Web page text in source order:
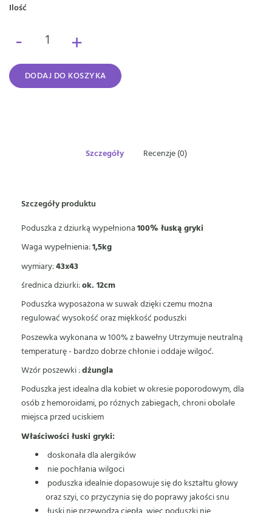
Ilość
- +
DODAJ DO KOSZYKA
Szczegóły Recenzje (0)
Szczegóły produktu
Poduszka z dziurką wypełniona100% łuską gryki
Waga wypełnienia:1,5kg
wymiary:43x43
średnica dziurki:ok. 12cm
Poduszka wyposażona w suwak dzięki czemu można
regulować wysokość oraz miękkość poduszki
Poszewka wykonana w 100% z bawełny Utrzymuje neutralną
temperaturę - bardzo dobrze chłonie i oddaje wilgoć.
Wzór poszewki :dżungla
Poduszka jest idealna dla kobiet w okresie poporodowym, dla
osób z hemoroidami, po różnych zabiegach, chroni obolałe
miejsca przed uciskiem
Właściwości łuski gryki:
doskonała dla alergików
nie pochłania wilgoci
poduszka idealnie dopasowuje się do kształtu głowy
oraz szyi, co przyczynia się do poprawy jakości snu